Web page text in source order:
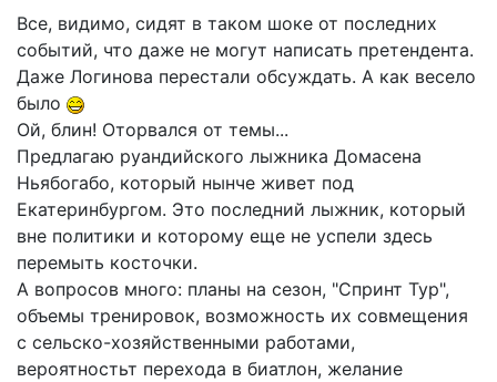
Все, видимо, сидят в таком шоке от последних
событий, что даже не могут написать претендента.
Даже Логинова перестали обсуждать. А как весело
было
Ой, блин! Оторвался от темы...
Предлагаю руандийского лыжника Домасена
Ньябогабо, который нынче живет под
Екатеринбургом. Это последний лыжник, который
вне политики и которому еще не успели здесь
перемыть косточки.
А вопросов много: планы на сезон, "Спринт Тур",
объемы тренировок, возможность их совмещения
с сельско-хозяйственными работами,
вероятностьт перехода в биатлон, желание